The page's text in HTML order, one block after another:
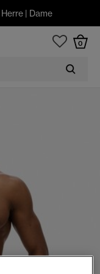
Herre | Dame
0